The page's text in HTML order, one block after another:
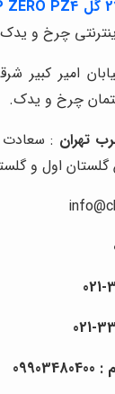
چرخ و
امیر کبیر
تهران : سعادت
اول و
021-